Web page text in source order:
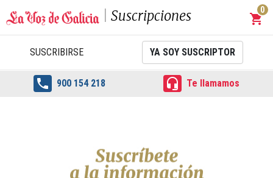
Suscripciones shopping_cart
0
SUSCRIBIRSE YA SOY SUSCRIPTOR
 900 154 218  Te llamamos